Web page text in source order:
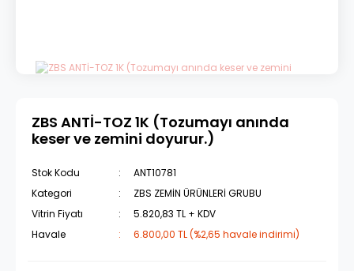
ZBS ANTİ-TOZ 1K (Tozumayı anında
keser ve zemini doyurur.)
Stok Kodu
ANT10781
Kategori
ZBS ZEMİN ÜRÜNLERİ GRUBU
Vitrin Fiyatı
5.820,83 TL + KDV
Havale
6.800,00 TL (%2,65 havale indirimi)